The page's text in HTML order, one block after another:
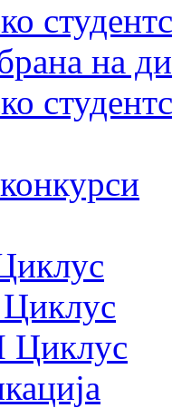
на
Циклус